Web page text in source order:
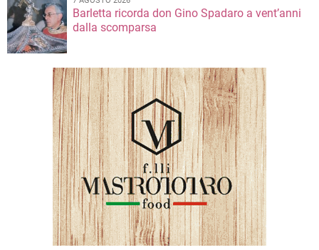
Barletta ricorda don Gino Spadaro a vent’anni
dalla scomparsa